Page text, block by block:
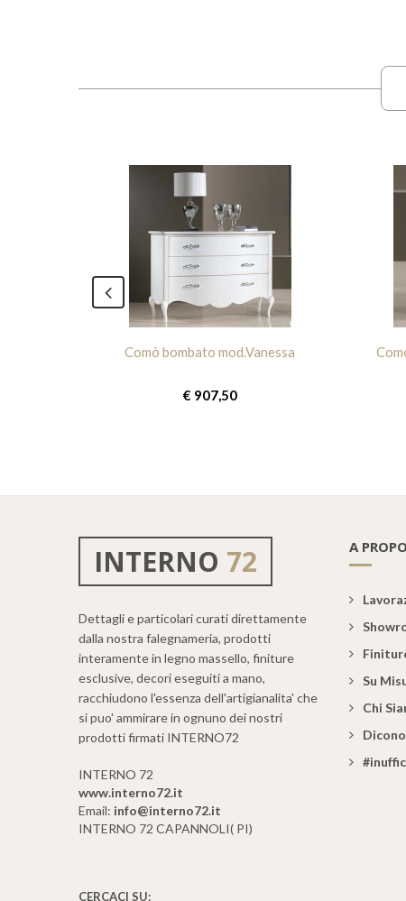
Comò bombato mod.Vanessa
€ 907,50
INTERNO 72
Dettagli e particolari curati direttamente
dalla nostra falegnameria, prodotti
interamente in legno massello, finiture
esclusive, decori eseguiti a mano,
racchiudono l'essenza dell'artigianalita' che
si puo' ammirare in ognuno dei nostri
prodotti firmati INTERNO72
INTERNO 72
www.interno72.it
Email: info@interno72.it
INTERNO 72 CAPANNOLI( PI)
CERCACI SU:
A
Su
Chi